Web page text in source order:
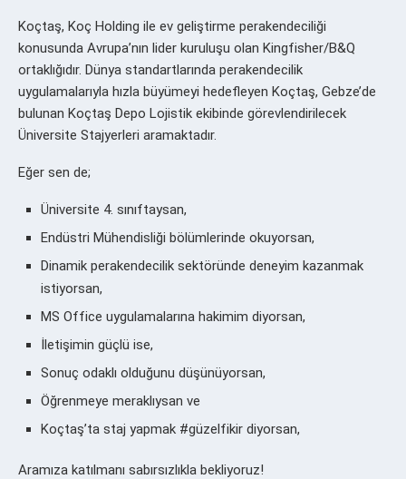
Koçtaş, Koç Holding ile ev geliştirme perakendeciliği
konusunda Avrupa’nın lider kuruluşu olan Kingfisher/B&Q
ortaklığıdır. Dünya standartlarında perakendecilik
uygulamalarıyla hızla büyümeyi hedefleyen Koçtaş, Gebze’de
bulunan Koçtaş Depo Lojistik ekibinde görevlendirilecek
Üniversite Stajyerleri aramaktadır.
Eğer sen de;
Üniversite 4. sınıftaysan,
Endüstri Mühendisliği bölümlerinde okuyorsan,
Dinamik perakendecilik sektöründe deneyim kazanmak
istiyorsan,
MS Office uygulamalarına hakimim diyorsan,
İletişimin güçlü ise,
Sonuç odaklı olduğunu düşünüyorsan,
Öğrenmeye meraklıysan ve
Koçtaş’ta staj yapmak #güzelfikir diyorsan,
Aramıza katılmanı sabırsızlıkla bekliyoruz!